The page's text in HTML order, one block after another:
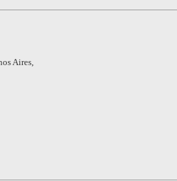
Aires,